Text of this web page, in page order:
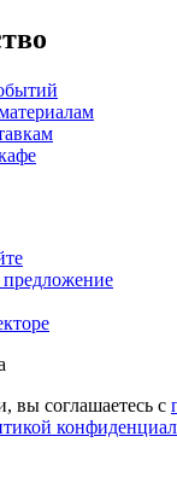
вы соглашаетесь с